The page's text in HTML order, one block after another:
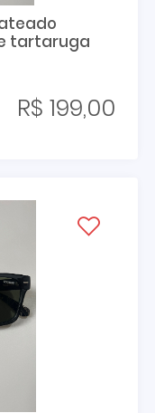
tartaruga
R$ 199,00